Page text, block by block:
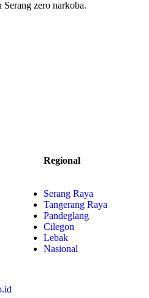
zero narkoba.
Regional
Serang Raya
Tangerang Raya
Pandeglang
Cilegon
Lebak
Nasional